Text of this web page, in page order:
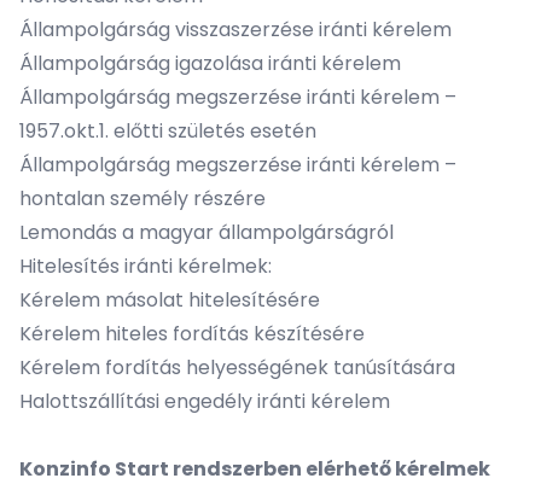
Állampolgárság visszaszerzése iránti kérelem
Állampolgárság igazolása iránti kérelem
Állampolgárság megszerzése iránti kérelem –
1957.okt.1. előtti születés esetén
Állampolgárság megszerzése iránti kérelem –
hontalan személy részére
Lemondás a magyar állampolgárságról
Hitelesítés iránti kérelmek:
Kérelem másolat hitelesítésére
Kérelem hiteles fordítás készítésére
Kérelem fordítás helyességének tanúsítására
Halottszállítási engedély iránti kérelem
Konzinfo Start rendszerben elérhető kérelmek